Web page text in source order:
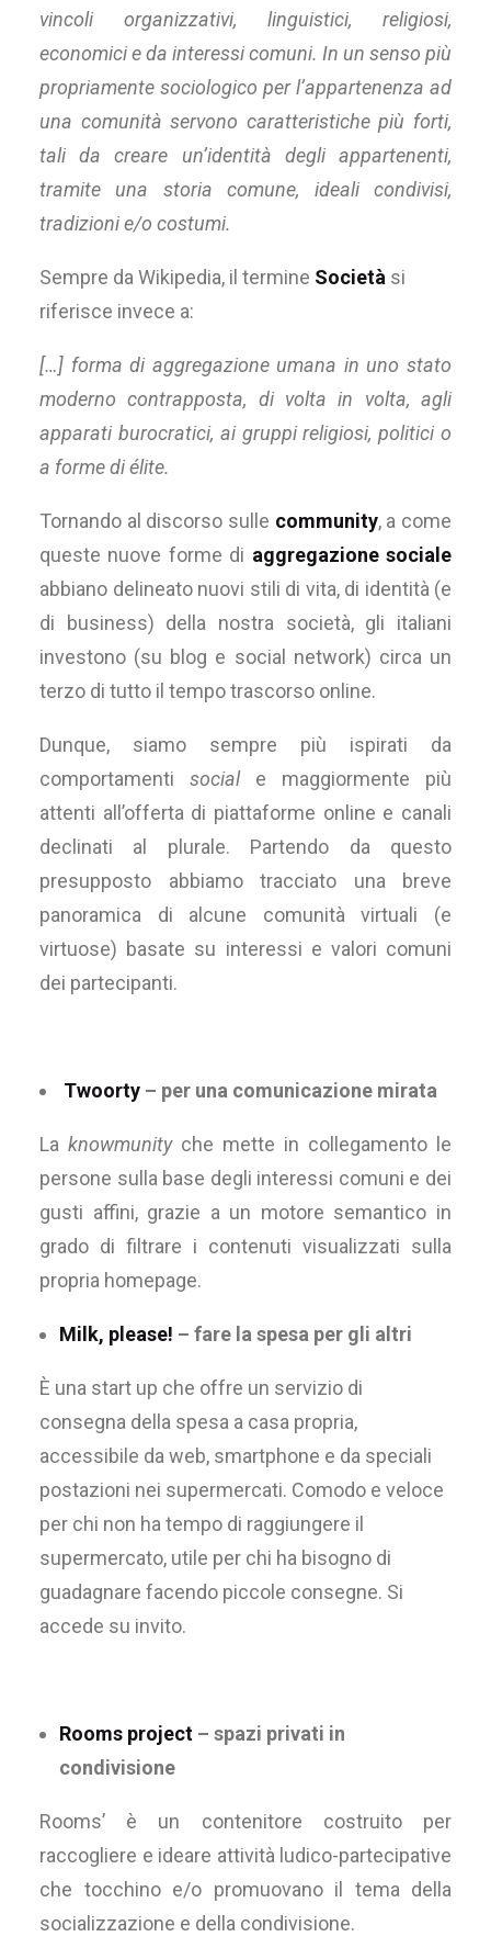
vincoli organizzativi, linguistici, religiosi,
economici e da interessi comuni. In un senso più
propriamente sociologico per l’appartenenza ad
una comunità servono caratteristiche più forti,
tali da creare un’identità degli appartenenti,
tramite una storia comune, ideali condivisi,
tradizioni e/o costumi.
Sempre da Wikipedia, il termine Società si
riferisce invece a:
[…] forma di aggregazione umana in uno stato
moderno contrapposta, di volta in volta, agli
apparati burocratici, ai gruppi religiosi, politici o
a forme di élite.
Tornando al discorso sulle community, a come
queste nuove forme di aggregazione sociale
abbiano delineato nuovi stili di vita, di identità (e
di business) della nostra società, gli italiani
investono (su blog e social network) circa un
terzo di tutto il tempo trascorso online.
Dunque, siamo sempre più ispirati da
comportamenti sociale maggiormente più
attenti all’offerta di piattaforme online e canali
declinati al plurale. Partendo da questo
presupposto abbiamo tracciato una breve
panoramica di alcune comunità virtuali (e
virtuose) basate su interessi e valori comuni
dei partecipanti.
Twoorty – per una comunicazione mirata
La knowmunityche mette in collegamento le
persone sulla base degli interessi comuni e dei
gusti affini, grazie a un motore semantico in
grado di filtrare i contenuti visualizzati sulla
propria homepage.
Milk, please! – fare la spesa per gli altri
È una start up che offre un servizio di
consegna della spesa a casa propria,
accessibile da web, smartphone e da speciali
postazioni nei supermercati. Comodo e veloce
per chi non ha tempo di raggiungere il
supermercato, utile per chi ha bisogno di
guadagnare facendo piccole consegne. Si
accede su invito.
Rooms project – spazi privati in
condivisione
Rooms’ è un contenitore costruito per
raccogliere e ideare attività ludico-partecipative
che tocchino e/o promuovano il tema della
socializzazione e della condivisione.